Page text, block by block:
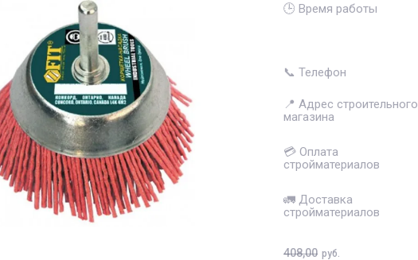
🕒 Время работы
📞 Телефон
📍 Адрес строительного
магазина
💳 Оплата
стройматериалов
🚛 Доставка
стройматериалов
408,00 руб.